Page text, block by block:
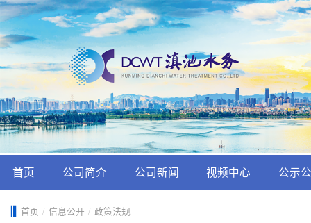
首页 公司简介 公司新闻 视频中心 公示
首页 / 信息公开 / 政策法规